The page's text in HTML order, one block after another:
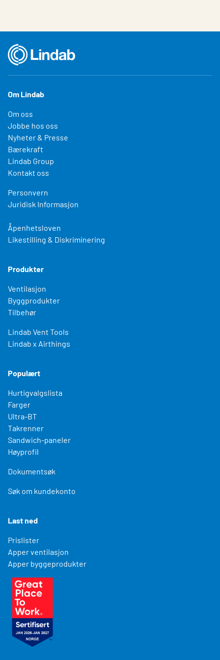
Om Lindab
Om oss
Jobbe hos oss
Nyheter & Presse
Bærekraft
Lindab Group
Kontakt oss
Personvern
Juridisk Informasjon
Åpenhetsloven
Likestilling & Diskriminering
Produkter
Ventilasjon
Byggprodukter
Tilbehør
Lindab Vent Tools
Lindab x Airthings
Populært
Hurtigvalgslista
Farger
Ultra-BT
Takrenner
Sandwich-paneler
Høyprofil
Dokumentsøk
Søk om kundekonto
Last ned
Prislister
Apper ventilasjon
Apper byggeprodukter